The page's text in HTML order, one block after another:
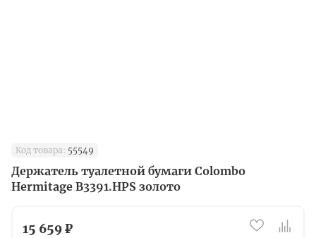
Код товара: 55549
Держатель туалетной бумаги Colombo
Hermitage B3391.HPS золото
15 659 ₽